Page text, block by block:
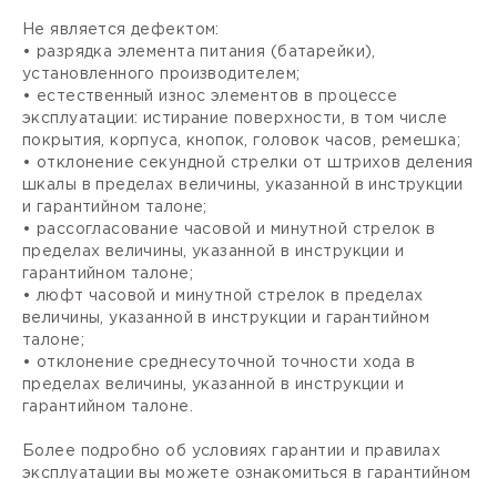
Не является дефектом:
• разрядка элемента питания (батарейки),
установленного производителем;
• естественный износ элементов в процессе
эксплуатации: истирание поверхности, в том числе
покрытия, корпуса, кнопок, головок часов, ремешка;
• отклонение секундной стрелки от штрихов деления
шкалы в пределах величины, указанной в инструкции
и гарантийном талоне;
• рассогласование часовой и минутной стрелок в
пределах величины, указанной в инструкции и
гарантийном талоне;
• люфт часовой и минутной стрелок в пределах
величины, указанной в инструкции и гарантийном
талоне;
• отклонение среднесуточной точности хода в
пределах величины, указанной в инструкции и
гарантийном талоне.
Более подробно об условиях гарантии и правилах
эксплуатации вы можете ознакомиться в гарантийном